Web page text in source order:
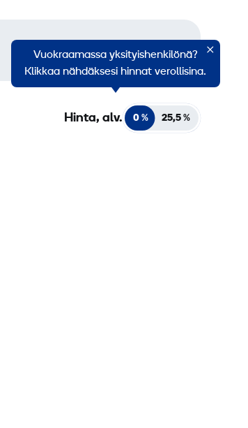
Vuokraamassa yksityishenkilönä?
Klikkaa nähdäksesi hinnat verollisina.
Hinta, alv. 0 % 25,5 %